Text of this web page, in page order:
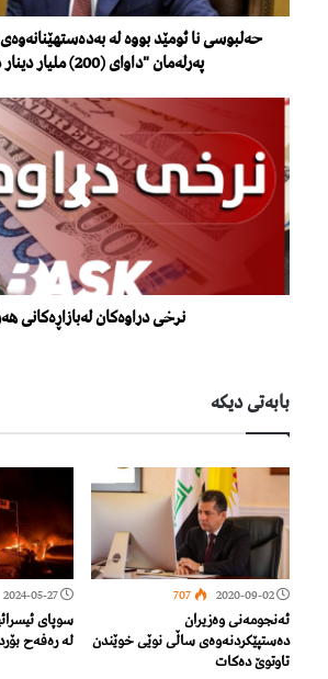
حەلبوسی نا ئومێد بووە لە
پەرلەمان "داوای (200) ملیار دینار دەكات
نرخی دراوەکان لەبازاڕەکانی
بابەتی دیكە
2020-09-02
707
ئەنجومەنی وەزیران
دەستپێكردنەوەی ساڵی نوێی خوێندن
تاوتوێ دەكات
2024-05-27
سوپای
لە رەفەح